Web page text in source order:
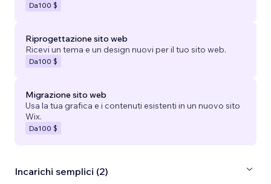
Da100 $
Riprogettazione sito web
Ricevi un tema e un design nuovi per il tuo sito web.
Da100 $
Migrazione sito web
Usa la tua grafica e i contenuti esistenti in un nuovo sito
Wix.
Da100 $
Incarichi semplici (2)